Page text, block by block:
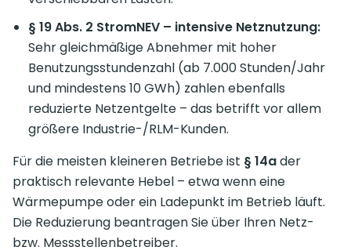
§ 19 Abs. 2 StromNEV – intensive Netznutzung:
Sehr gleichmäßige Abnehmer mit hoher
Benutzungsstundenzahl (ab 7.000 Stunden/Jahr
und mindestens 10 GWh) zahlen ebenfalls
reduzierte Netzentgelte – das betrifft vor allem
größere Industrie-/RLM-Kunden.
Für die meisten kleineren Betriebe ist § 14ader
praktisch relevante Hebel – etwa wenn eine
Wärmepumpe oder ein Ladepunkt im Betrieb läuft.
Die Reduzierung beantragen Sie über Ihren Netz-
bzw. Messstellenbetreiber.